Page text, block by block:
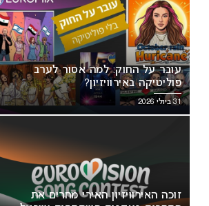
עובר על החוק: למה אסור לערב
פוליטיקה באירוויזיון?
31 ביולי 2026
זוכה האירוויזיון האירי מחרים את